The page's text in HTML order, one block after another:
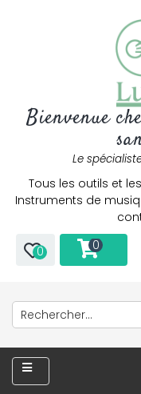
Bienvenue
Le
Tous les outils et
Instruments de
0 0